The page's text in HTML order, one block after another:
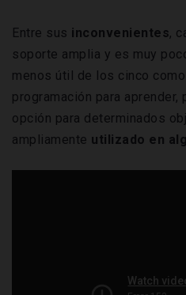
Entre sus inconvenientes,
soporte amplia y es muy
menos útil de los cinco
programación para
opción para determinados
ampliamente utilizado en